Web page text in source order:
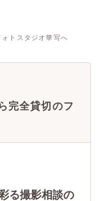
トスタジオ華写へ
完全貸切のフ
る撮影相談の